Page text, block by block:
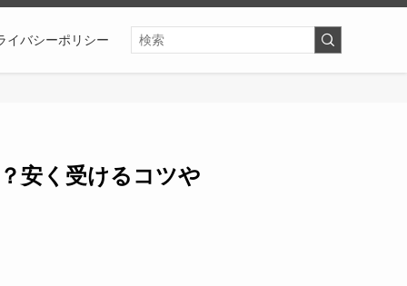
イバシーポリシー
安く受けるコツや